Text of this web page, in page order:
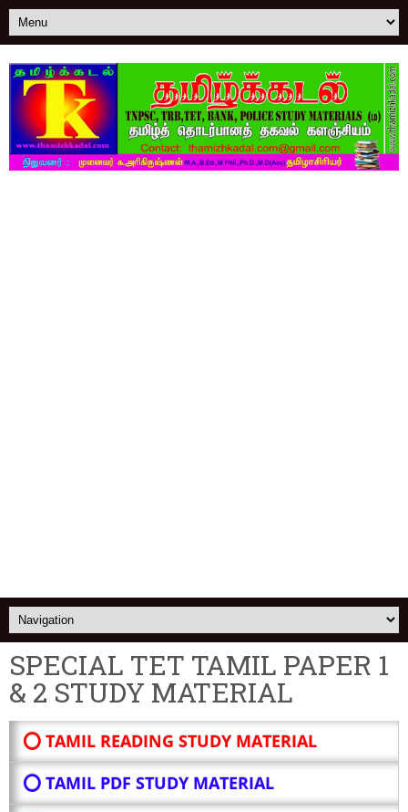
SPECIAL TET TAMIL PAPER 1
& 2 STUDY MATERIAL
⭕ TAMIL READING STUDY MATERIAL
⭕ TAMIL PDF STUDY MATERIAL